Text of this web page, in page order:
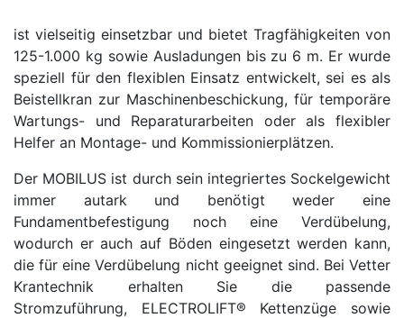
ist vielseitig einsetzbar und bietet Tragfähigkeiten von
125-1.000 kg sowie Ausladungen bis zu 6 m. Er wurde
speziell für den flexiblen Einsatz entwickelt, sei es als
Beistellkran zur Maschinenbeschickung, für temporäre
Wartungs- und Reparaturarbeiten oder als flexibler
Helfer an Montage- und Kommissionierplätzen.
Der MOBILUS ist durch sein integriertes Sockelgewicht
immer autark und benötigt weder eine
Fundamentbefestigung noch eine Verdübelung,
wodurch er auch auf Böden eingesetzt werden kann,
die für eine Verdübelung nicht geeignet sind. Bei Vetter
Krantechnik erhalten Sie die passende
Stromzuführung, ELECTROLIFT® Kettenzüge sowie